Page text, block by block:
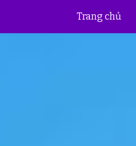
Skip to main content
Trang chủ